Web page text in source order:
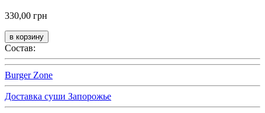
330,00 грн
Состав:
Burger Zone
Доставка суши Запорожье